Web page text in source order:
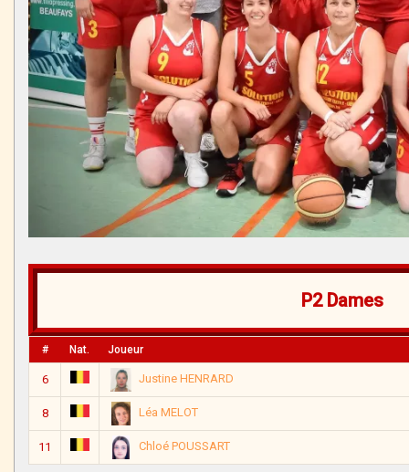
P2 Dames
# Nat. Joueur
6 Justine HENRARD
8 Léa MELOT
11 Chloé POUSSART